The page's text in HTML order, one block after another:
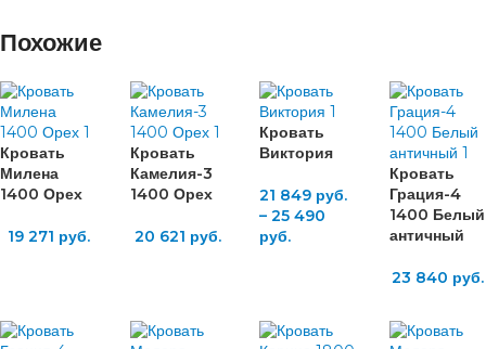
Похожие
Кровать
Милена
1400 Орех
19 271 руб.
Кровать
Камелия-3
1400 Орех
20 621 руб.
Кровать
Виктория
21 849 руб.
– 25 490
руб.
Кровать
Грация-4
1400 Белый
античный
23 840 руб.